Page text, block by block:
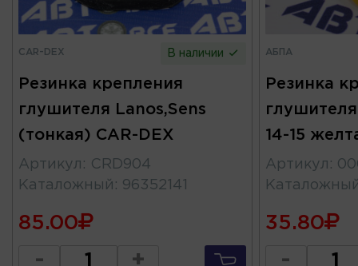
CAR-DEX В наличии
Резинка крепления
глушителя Lanos,Sens
(тонкая) CAR-DEX
Артикул : CRD904
Каталожный : 96352141
85.00
- +
АБПА
Резинка
14-15
Артикул :
35.80
-